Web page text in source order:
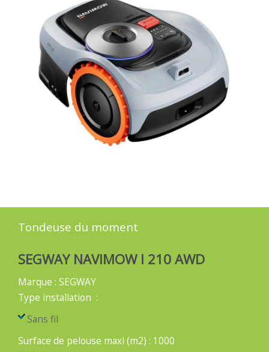
Tondeuse du moment
SEGWAY NAVIMOW I 210 AWD
Marque : SEGWAY
Type installation :
Sans fil
Surface de pelouse maxi (m2) : 1000